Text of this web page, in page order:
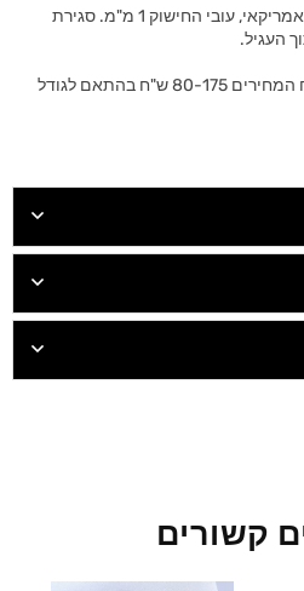
זוג עגילי חישוק עשויים גולדפילד אמריקאי, עובי החישוק 1 מ"מ. סגירת
העגיל.
מגיע בגדלים שונים לבחירה (טווח המחירים 80-175 ש"ח בהתאם לגודל
קשורים